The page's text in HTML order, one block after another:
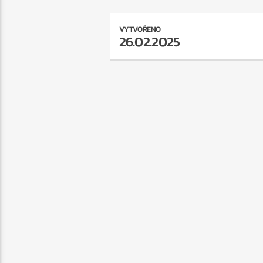
VYTVOŘENO
26.02.2025